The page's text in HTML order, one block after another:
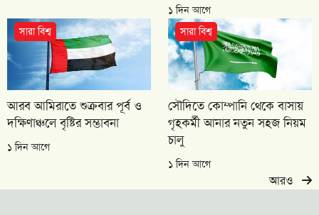
১ দিন আগে
সারা বিশ্ব
আরব আমিরাতে শুক্রবার পূর্ব ও
দক্ষিণাঞ্চলে বৃষ্টির সম্ভাবনা
১ দিন আগে
সারা বিশ্ব
সৌদিতে কোম্পানি থেকে বাসায়
গৃহকর্মী আনার নতুন সহজ নিয়ম
চালু
১ দিন আগে
আরও